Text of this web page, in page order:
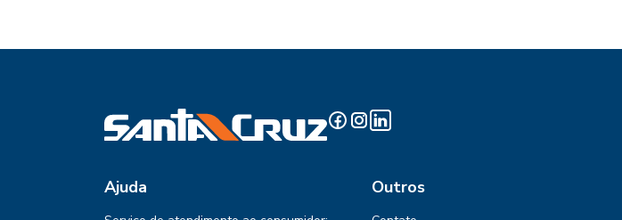
Ajuda Outros